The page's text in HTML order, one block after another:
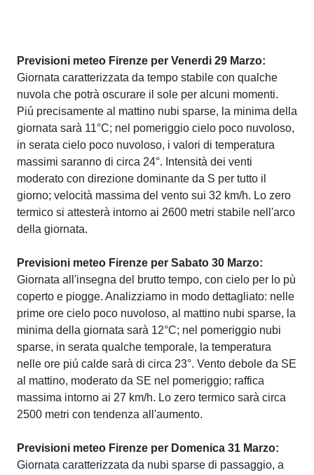
Previsioni meteo Firenze per Venerdi 29 Marzo:
Giornata caratterizzata da tempo stabile con qualche
nuvola che potrà oscurare il sole per alcuni momenti.
Piú precisamente al mattino nubi sparse, la minima della
giornata sarà 11°C; nel pomeriggio cielo poco nuvoloso,
in serata cielo poco nuvoloso, i valori di temperatura
massimi saranno di circa 24°. Intensità dei venti
moderato con direzione dominante da S per tutto il
giorno; velocità massima del vento sui 32 km/h. Lo zero
termico si attesterà intorno ai 2600 metri stabile nell'arco
della giornata.
Previsioni meteo Firenze per Sabato 30 Marzo:
Giornata all'insegna del brutto tempo, con cielo per lo pù
coperto e piogge. Analizziamo in modo dettagliato: nelle
prime ore cielo poco nuvoloso, al mattino nubi sparse, la
minima della giornata sarà 12°C; nel pomeriggio nubi
sparse, in serata qualche temporale, la temperatura
nelle ore piú calde sarà di circa 23°. Vento debole da SE
al mattino, moderato da SE nel pomeriggio; raffica
massima intorno ai 27 km/h. Lo zero termico sarà circa
2500 metri con tendenza all'aumento.
Previsioni meteo Firenze per Domenica 31 Marzo:
Giornata caratterizzata da nubi sparse di passaggio, a